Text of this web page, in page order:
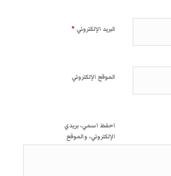
البريد الإلكتروني *
الموقع الإلكتروني
احفظ اسمي، بريدي
الإلكتروني، والموقع
الإلكتروني في هذا المتصفح